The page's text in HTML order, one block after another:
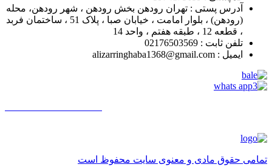
آدرس پستی : تهران رودهن بخش رودهن ، شهر رودهن، محله
(رودهن) ، بلوار امامت ، خیابان صبا ، پلاک 51 ، ساختمان فربد
، قطعه 12 ، طبقه هفتم ، واحد 14
تلفن ثابت : 02176503569
ایمیل : alizarringhaba1368@gmail.com
تمامی حقوق مادی و معنوی سایت محفوظ است